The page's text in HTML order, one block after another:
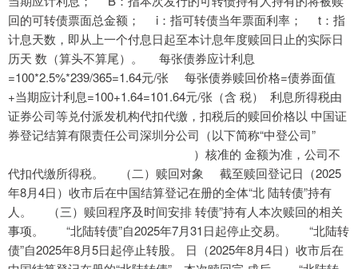
回的可转债票面总金额； i：指可转债当年票面利率； t：指
计息天数，即从上一个付息日起至本计息年度赎回日止的实际日
历天 数（算头不算尾）。 每张债券应计利息
=100*2.5%*239/365=1.64元/张 每张债券赎回价格=债券面值
+当期应计利息=100+1.64=101.64元/张（含 税） 利息所得税由
证券公司等兑付派发机构代扣代缴，扣税后的赎回价格以 中国证
券登记结算有限责任公司深圳分公司（以下简称“中登公司”
）核准的 金额为准，公司不
代扣代缴所得税。 （二）赎回对象 截至赎回登记日（2025
年8月4日）收市后在中国结算登记在册的全体“北 陆转债”持有
人。 （三）赎回程序及时间安排 转债”持有人本次赎回的相关
事项。 “北陆转债”自2025年7月31日起停止交易。 “北陆转
债”自2025年8月5日起停止转股。 日（2025年8月4日）收市后在